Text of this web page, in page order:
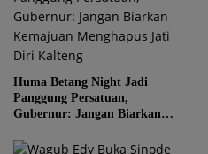
Huma Betang Night Jadi
Panggung Persatuan,
Gubernur: Jangan Biarkan
Kalteng